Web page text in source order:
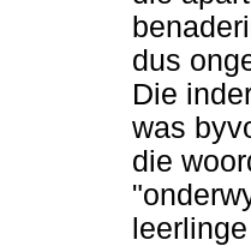
dus
Die
was
die